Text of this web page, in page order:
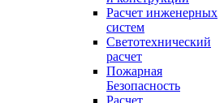
Расчет инженерных
систем
Светотехнический
расчет
Пожарная
Безопасность
Расчет